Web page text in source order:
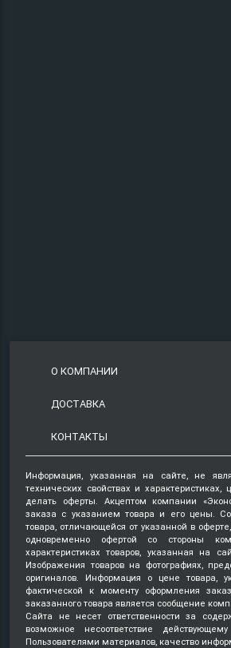
О КОМПАНИИ
ДОСТАВКА
КОНТАКТЫ
Информация, указанная на сайте, не
технических свойствах и
делать оферты. Акцептом компании
заказа с указанием товара и его цены.
товара, отличающейся от указанной в
одновременно офертой со стороны
характеристиках товаров, указанная на
Изображения товаров на фотографиях,
оригиналов. Информация о цене товара,
фактической к моменту оформления
заказанного товара является сообщение
Сайта не несет ответственности за
возможное несоответствие
Пользователями материалов, качество